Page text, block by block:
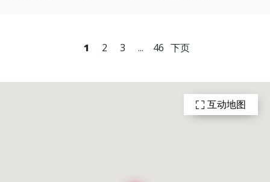
互动地图
1 2 3 ... 46 下页